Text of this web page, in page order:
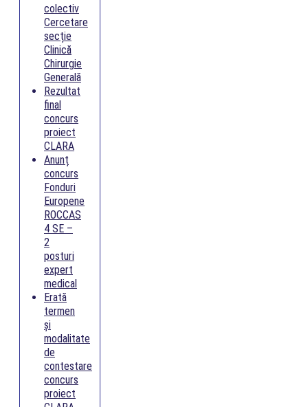
colectiv
Cercetare
secție
Clinică
Chirurgie
Generală
Rezultat
final
concurs
proiect
CLARA
Anunț
concurs
Fonduri
Europene
ROCCAS
4 SE –
2
posturi
expert
medical
Erată
termen
și
modalitate
de
contestare
concurs
proiect